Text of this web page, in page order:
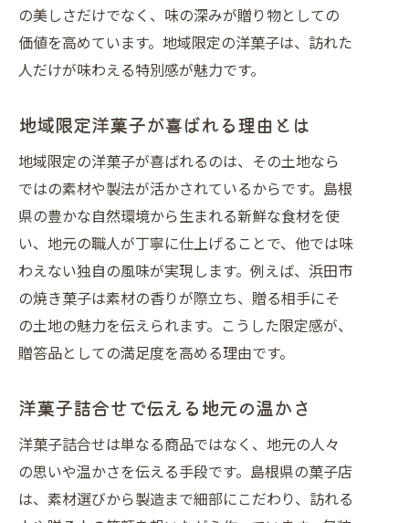
の美しさだけでなく、味の深みが贈り物としての
価値を高めています。地域限定の洋菓子は、訪れた
人だけが味わえる特別感が魅力です。
地域限定洋菓子が喜ばれる理由とは
地域限定の洋菓子が喜ばれるのは、その土地なら
ではの素材や製法が活かされているからです。島根
県の豊かな自然環境から生まれる新鮮な食材を使
い、地元の職人が丁寧に仕上げることで、他では味
わえない独自の風味が実現します。例えば、浜田市
の焼き菓子は素材の香りが際立ち、贈る相手にそ
の土地の魅力を伝えられます。こうした限定感が、
贈答品としての満足度を高める理由です。
洋菓子詰合せで伝える地元の温かさ
洋菓子詰合せは単なる商品ではなく、地元の人々
の思いや温かさを伝える手段です。島根県の菓子店
は、素材選びから製造まで細部にこだわり、訪れる